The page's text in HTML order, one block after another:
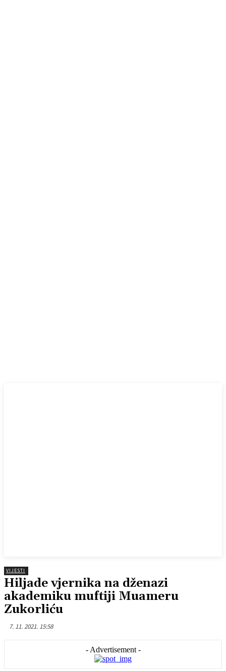
VIJESTI
Hiljade vjernika na dženazi
akademiku muftiji Muameru
Zukorliću
7. 11. 2021. 15:58
- Advertisement -